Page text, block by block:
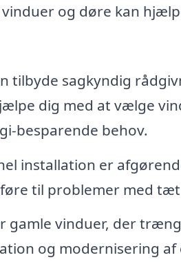
vinduer og døre kan
tilbyde sagkyndig
dig med at vælge
besparende behov.
installation er
til problemer med
gamle vinduer, der
og modernisering af